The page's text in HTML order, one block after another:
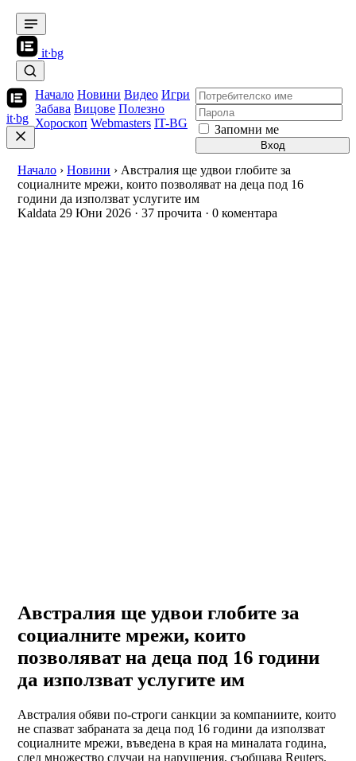
it·bg
it·bg
Начало Новини Видео Игри
Забава Вицове Полезно
Хороскоп Webmasters IT-BG Запомни ме
Вход
Начало › Новини › Австралия ще удвои глобите за
социалните мрежи, които позволяват на деца под 16
години да използват услугите им
Kaldata 29 Юни 2026 · 37 прочита · 0 коментара
Австралия ще удвои глобите за
социалните мрежи, които
позволяват на деца под 16 години
да използват услугите им
Австралия обяви по-строги санкции за компаниите, които
не спазват забраната за деца под 16 години да използват
социалните мрежи, въведена в края на миналата година,
след множество случаи на нарушения, съобщава Reuters.